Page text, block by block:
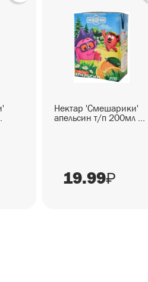
Нектар 'Смешарики'
апельсин т/п 200мл ...
19.99₽